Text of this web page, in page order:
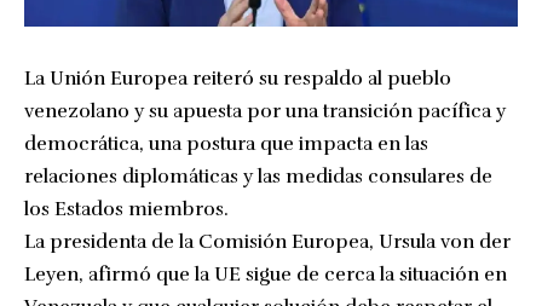
La Unión Europea reiteró su respaldo al pueblo
venezolano y su apuesta por una transición pacífica y
democrática, una postura que impacta en las
relaciones diplomáticas y las medidas consulares de
los Estados miembros.
La presidenta de la Comisión Europea, Ursula von der
Leyen, afirmó que la UE sigue de cerca la situación en